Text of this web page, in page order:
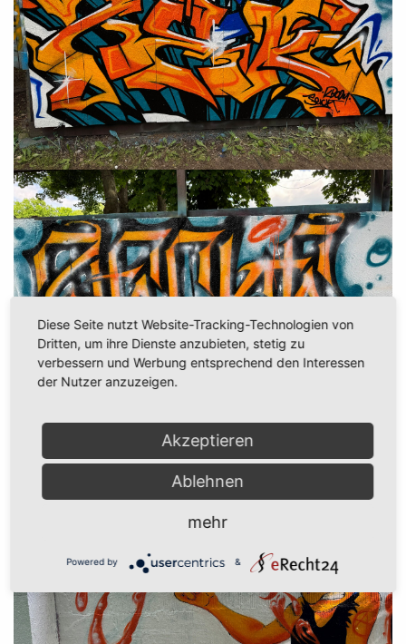
Diese Seite nutzt Website-Tracking-Technologien von
Dritten, um ihre Dienste anzubieten, stetig zu
verbessern und Werbung entsprechend den Interessen
der Nutzer anzuzeigen.
Akzeptieren
Ablehnen
mehr
Powered by &